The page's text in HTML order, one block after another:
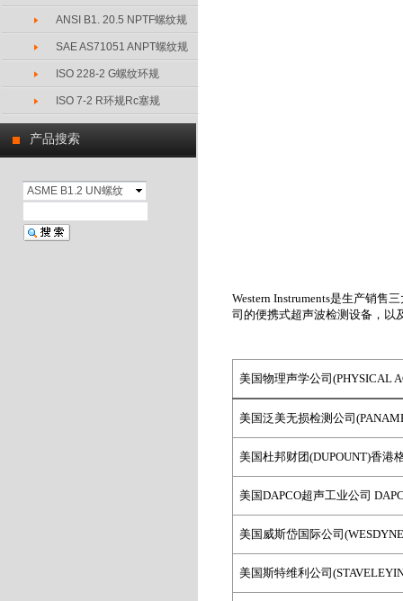
产品搜索
ASME B1.2 UN螺纹
环塞规
ANSI B1. 20.5 NPTF螺纹规
SAE AS71051 ANPT螺纹规
ISO 228-2 G螺纹环规
ISO 7-2 R环规Rc塞规
Western Instruments是生产销售
司的便携式超声波检测设备，以
美国物理声学公司(PHYSICAL
美国泛美无损检测公司
美国杜邦财团(DUPOUNT)香港
美国DAPCO超声工业公司
美国威斯岱国际公司
美国斯特维利公司